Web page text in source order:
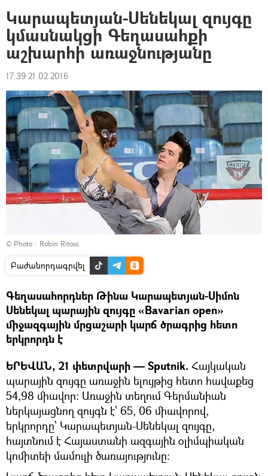
Կարապետյան-Սենեկալ զույգը
կմասնակցի Գեղասահքի
աշխարհի առաջնությանը
17:39 21.02.2016
© Photo : Robin Ritoss
Բաժանորդագրվել
Գեղասահորդներ Թինա Կարապետյան-Սիմոն
Սենեկալ պարային զույգը «Bavarian open»
միջազգային մրցաշարի կարճ ծրագրից հետո
երկրորդն է
ԵՐԵՎԱՆ, 21 փետրվարի — Sputnik. Հայկական
պարային զույգը առաջին ելույթից հետո հավաքեց
54,98 միավոր: Առաջին տեղում Գերմանիան
ներկայացնող զույգն է՝ 65, 06 միավորով,
երկրորդը՝ Կարապետյան-Սենեկալ զույգը,
հայտնում է Հայաստանի ազգային օլիմպիական
կոմիտեի մամուլի ծառայությունը: